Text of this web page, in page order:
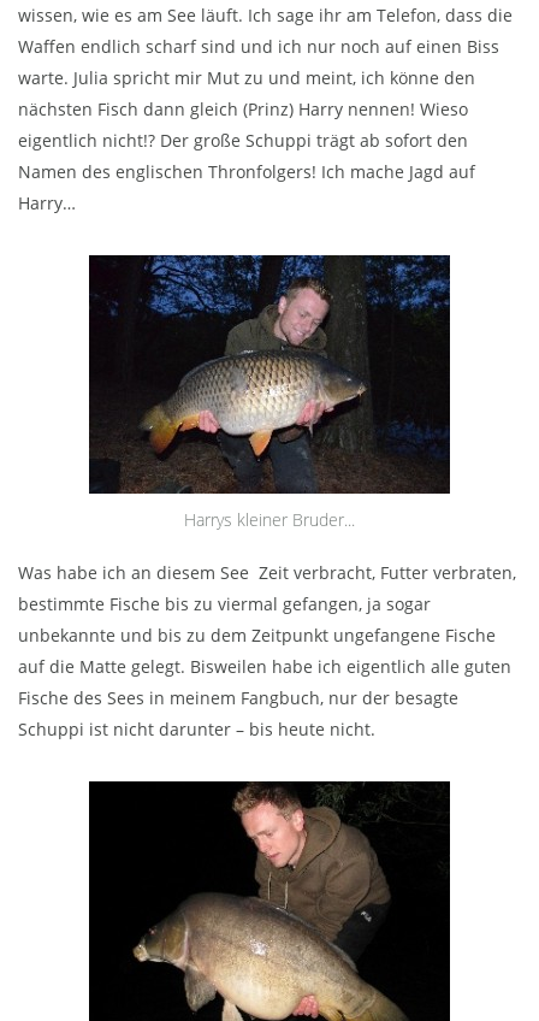
wissen, wie es am See läuft. Ich sage ihr am Telefon, dass die
Waffen endlich scharf sind und ich nur noch auf einen Biss
warte. Julia spricht mir Mut zu und meint, ich könne den
nächsten Fisch dann gleich (Prinz) Harry nennen! Wieso
eigentlich nicht!? Der große Schuppi trägt ab sofort den
Namen des englischen Thronfolgers! Ich mache Jagd auf
Harry…
Harrys kleiner Bruder...
Was habe ich an diesem See Zeit verbracht, Futter verbraten,
bestimmte Fische bis zu viermal gefangen, ja sogar
unbekannte und bis zu dem Zeitpunkt ungefangene Fische
auf die Matte gelegt. Bisweilen habe ich eigentlich alle guten
Fische des Sees in meinem Fangbuch, nur der besagte
Schuppi ist nicht darunter – bis heute nicht.